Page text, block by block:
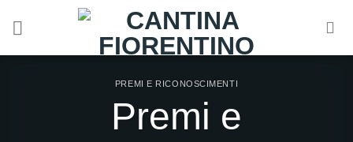
PREMI E RICONOSCIMENTI
Premi e